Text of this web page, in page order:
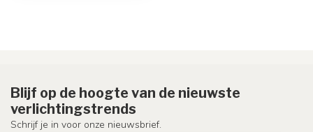
Blijf op de hoogte van de nieuwste
verlichtingstrends
Schrijf je in voor onze nieuwsbrief.